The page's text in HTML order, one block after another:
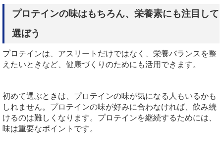
プロテインの味はもちろん、栄養素にも注目して
選ぼう
プロテインは、アスリートだけではなく、栄養バランスを整
えたいときなど、健康づくりのためにも活用できます。
初めて選ぶときは、プロテインの味が気になる人もいるかも
しれません。プロテインの味が好みに合わなければ、飲み続
けるのは難しくなります。プロテインを継続するためには、
味は重要なポイントです。